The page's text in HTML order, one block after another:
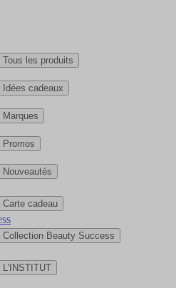
les produits
cadeaux
cadeau
Beauty Success